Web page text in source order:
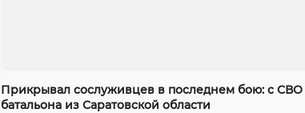
Прикрывал сослуживцев в последнем бою: с
батальона из Саратовской области